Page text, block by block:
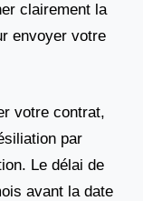
clairement la
envoyer votre
votre contrat,
par
Le délai de
avant la date